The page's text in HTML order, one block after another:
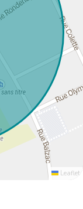
Leaflet